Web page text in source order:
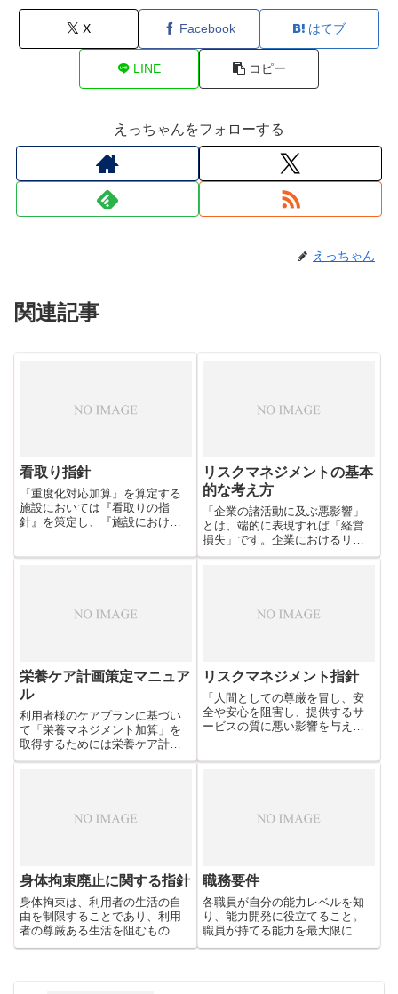
X Facebook はてブ
LINE コピー
えっちゃんをフォローする
えっちゃん
関連記事
看取り指針
『重度化対応加算』を算定する
施設においては『看取りの指
針』を策定し、『施設における
リスクマネジメントの基本
的な考え方
「企業の諸活動に及ぶ悪影響」
とは、端的に表現すれば「経営
損失」です。企業におけるリス
クマネジメントの究極的な目標
て触れています。
栄養ケア計画策定マニュア
ル
利用者様のケアプランに基づい
て「栄養マネジメント加算」を
取得するためには栄養ケア計画
を策定する必要があります。管
策定することになります。
リスクマネジメント指針
「人間としての尊厳を冒し、安
全や安心を阻害し、提供するサ
ービスの質に悪い影響を与える
ておきます。
身体拘束廃止に関する指針
身体拘束は、利用者の生活の自
由を制限することであり、利用
者の尊厳ある生活を阻むもので
す。拘束を安易に正当化するこ
職務要件
各職員が自分の能力レベルを知
り、能力開発に役立てること。
職員が持てる能力を最大限に発
揮し組織力を高めることを目標